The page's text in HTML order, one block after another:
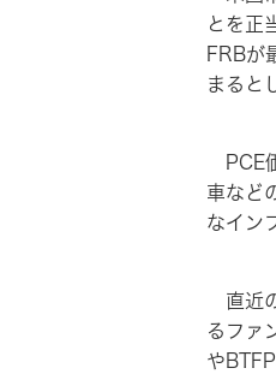
とを正
FRBが
まると
PCE
車など
なイン
直近
るファ
や